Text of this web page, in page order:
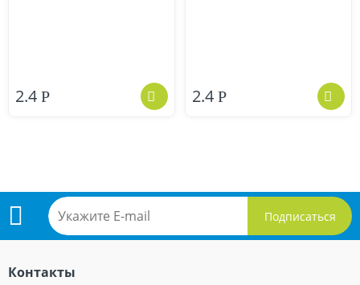
2.4 Р 2.4 Р
Контакты